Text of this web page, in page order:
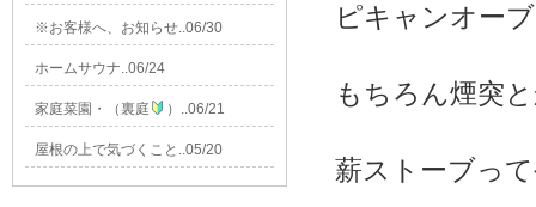
ピキャンオー
もちろん煙突
薪ストーブっ
※お客様へ、お知らせ..06/30
ホームサウナ..06/24
家庭菜園・（裏庭 ）..06/21
屋根の上で気づくこと..05/20